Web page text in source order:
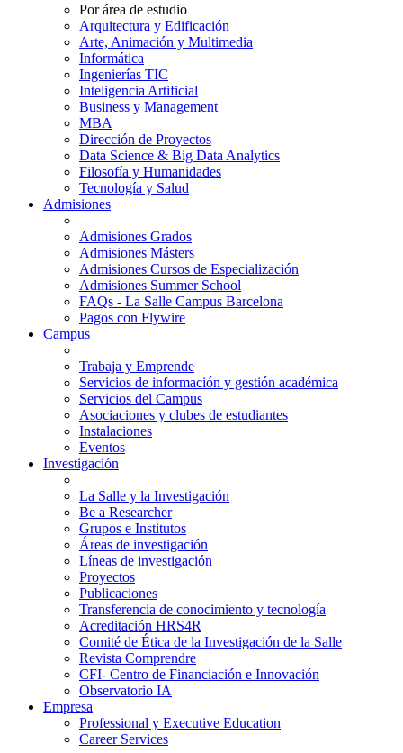
Por área de estudio
Arquitectura y Edificación
Arte, Animación y Multimedia
Informática
Ingenierías TIC
Inteligencia Artificial
Business y Management
MBA
Dirección de Proyectos
Data Science & Big Data Analytics
Filosofía y Humanidades
Tecnología y Salud
Admisiones
Admisiones Grados
Admisiones Másters
Admisiones Cursos de Especialización
Admisiones Summer School
FAQs - La Salle Campus Barcelona
Pagos con Flywire
Campus
Trabaja y Emprende
Servicios de información y gestión académica
Servicios del Campus
Asociaciones y clubes de estudiantes
Instalaciones
Eventos
Investigación
La Salle y la Investigación
Be a Researcher
Grupos e Institutos
Áreas de investigación
Líneas de investigación
Proyectos
Publicaciones
Transferencia de conocimiento y tecnología
Acreditación HRS4R
Comité de Ética de la Investigación de la Salle
Revista Comprendre
CFI- Centro de Financiación e Innovación
Observatorio IA
Empresa
Professional y Executive Education
Career Services